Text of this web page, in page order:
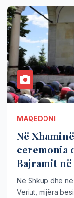
MAQEDONI
Në
ceremonia
Bajramit
Në Shkup dhe
Veriut, mijëra